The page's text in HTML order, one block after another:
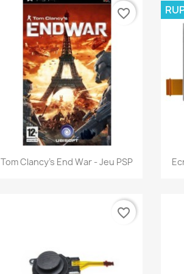
Aperçu rapide
Tom Clancy's End War - Jeu PSP
favorite_border
favorite_border